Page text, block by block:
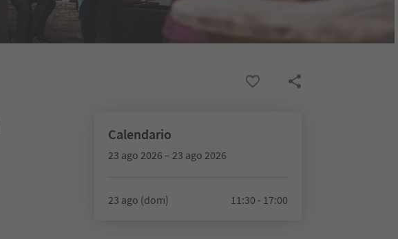
Calendario
23 ago 2026 – 23 ago 2026
23 ago (dom) 11:30 - 17:00